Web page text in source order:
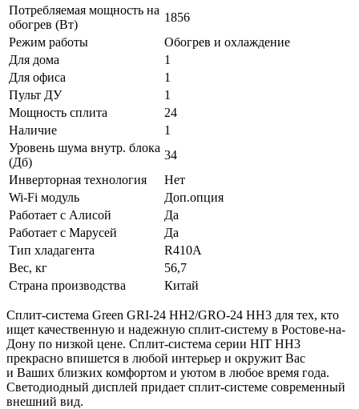
Потребляемая мощность на
обогрев (Вт)
1856
Режим работы
Обогрев и охлаждение
Для дома
1
Для офиса
1
Пульт ДУ
1
Мощность сплита
24
Наличие
1
Уровень шума внутр. блока
(Дб)
34
Инверторная технология
Нет
Wi-Fi модуль
Доп.опция
Работает с Алисой
Да
Работает с Марусей
Да
Тип хладагента
R410A
Вес, кг
56,7
Страна производства
Китай
Сплит-система Green GRI-24 HH2/GRO-24 HH3 для тех, кто
ищет качественную и надежную сплит-систему в Ростове-на-
Дону по низкой цене. Сплит-система серии HIT HH3
прекрасно впишется в любой интерьер и окружит Вас
и Ваших близких комфортом и уютом в любое время года.
Светодиодный дисплей придает сплит-системе современный
внешний вид.